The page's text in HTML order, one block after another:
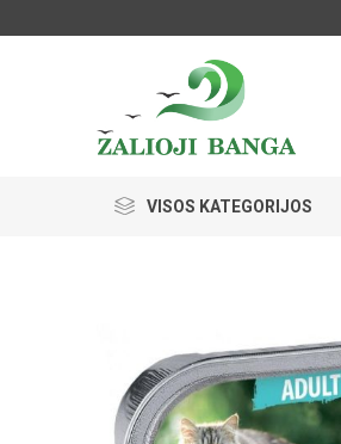
VISOS KATEGORIJOS